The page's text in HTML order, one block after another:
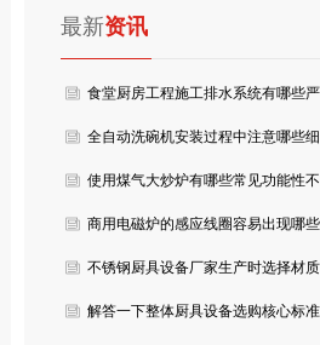
最新资讯
食堂厨房工程施工排水系统有哪些严
格要求？
全自动洗碗机安装过程中注意哪些细
节？
使用煤气大炒炉有哪些常见功能性不
良？
商用电磁炉的感应线圈容易出现哪些
故障？
不锈钢厨具设备厂家生产时选择材质
有哪些要求？
解答一下整体厨具设备选购核心标准